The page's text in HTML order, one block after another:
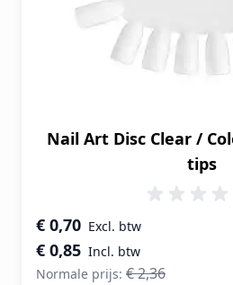
Nail Art Disc Clear /
tips
Speciale prijs
€ 0,85
€ 0,70
Normale prijs: € 2,36